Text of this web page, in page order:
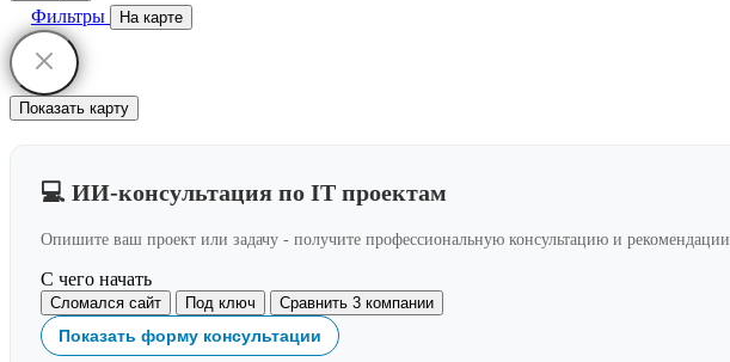
Фильтры На карте
Показать карту
💻 ИИ-консультация по IT проектам
Опишите ваш проект или задачу - получите профессиональную консультацию и рекомендации
С чего начать
Сломался сайт Под ключ Сравнить 3 компании
Показать форму консультации